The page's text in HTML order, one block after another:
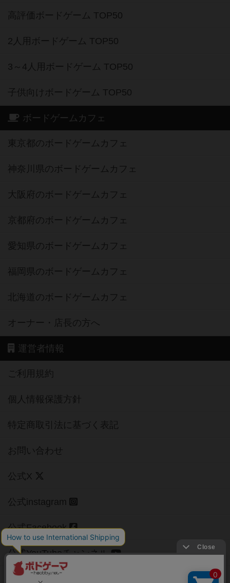
高評価ボードゲーム TOP50
2人用ボードゲーム TOP50
3～4人用ボードゲーム TOP50
子供向けボードゲーム TOP50
ボードゲームカフェ
東京都のボードゲームカフェ
神奈川県のボードゲームカフェ
大阪府のボードゲームカフェ
京都府のボードゲームカフェ
愛知県のボードゲームカフェ
福岡県のボードゲームカフェ
北海道のボードゲームカフェ
オーナー・店長の方へ
運営者情報
ご利用規約
個人情報保護方針
特定商取引法に基づく表記
お問い合わせ
公式X
公式instagram
公式Facebook
公式YouTubeチャンネル